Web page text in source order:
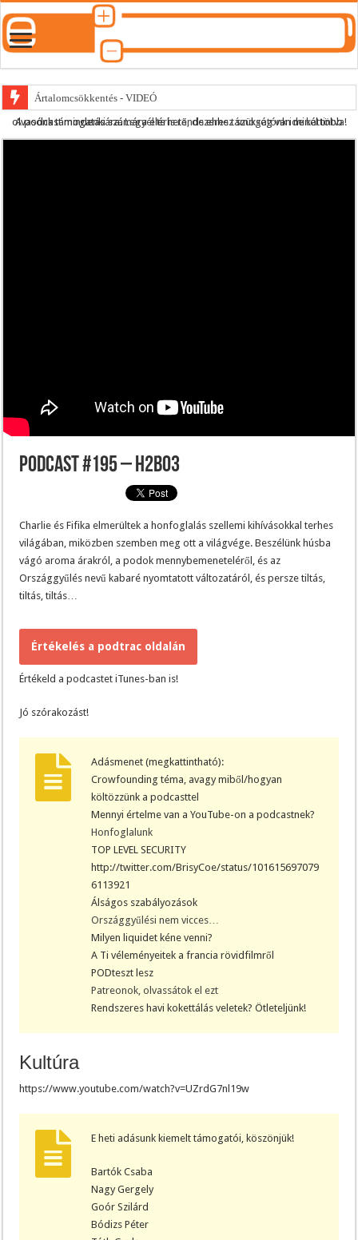
Ártalomcsökkentés - VIDEÓ
E-cigi használati szokások 2.0
A podcast mindenki számára elérhető, de ehhez szükség van minél több olvasónk támogatására.Legyél te is rendszeres támogatónk ide kattintva!
Podcast #195 – H2BO3
Charlie és Fifika elmerültek a honfoglalás szellemi kihívásokkal terhes
világában, miközben szemben meg ott a világvége. Beszélünk húsba
vágó aroma árakról, a podok mennybemeneteléről, és az
Országgyűlés nevű kabaré nyomtatott változatáról, és persze tiltás,
tiltás, tiltás…
Értékelés a podtrac oldalán
Értékeld a podcastet iTunes-ban is!
Jó szórakozást!
Adásmenet (megkattintható):
Crowfounding téma, avagy miből/hogyan
költözzünk a podcasttel
Mennyi értelme van a YouTube-on a podcastnek?
Honfoglalunk
TOP LEVEL SECURITY
http://twitter.com/BrisyCoe/status/101615697079
6113921
Álságos szabályozások
Országgyűlési nem vicces…
Milyen liquidet kéne venni?
A Ti véleményeitek a francia rövidfilmről
PODteszt lesz
Patreonok, olvassátok el ezt
Rendszeres havi kokettálás veletek? Ötleteljünk!
Kultúra
https://www.youtube.com/watch?v=UZrdG7nl19w
E heti adásunk kiemelt támogatói, köszönjük!
Bartók Csaba
Nagy Gergely
Goór Szilárd
Bódizs Péter